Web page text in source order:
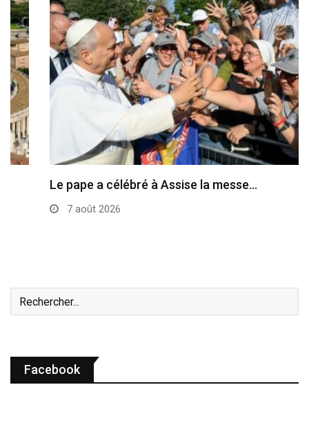
Le pape a célébré à Assise la messe…
7 août 2026
Facebook